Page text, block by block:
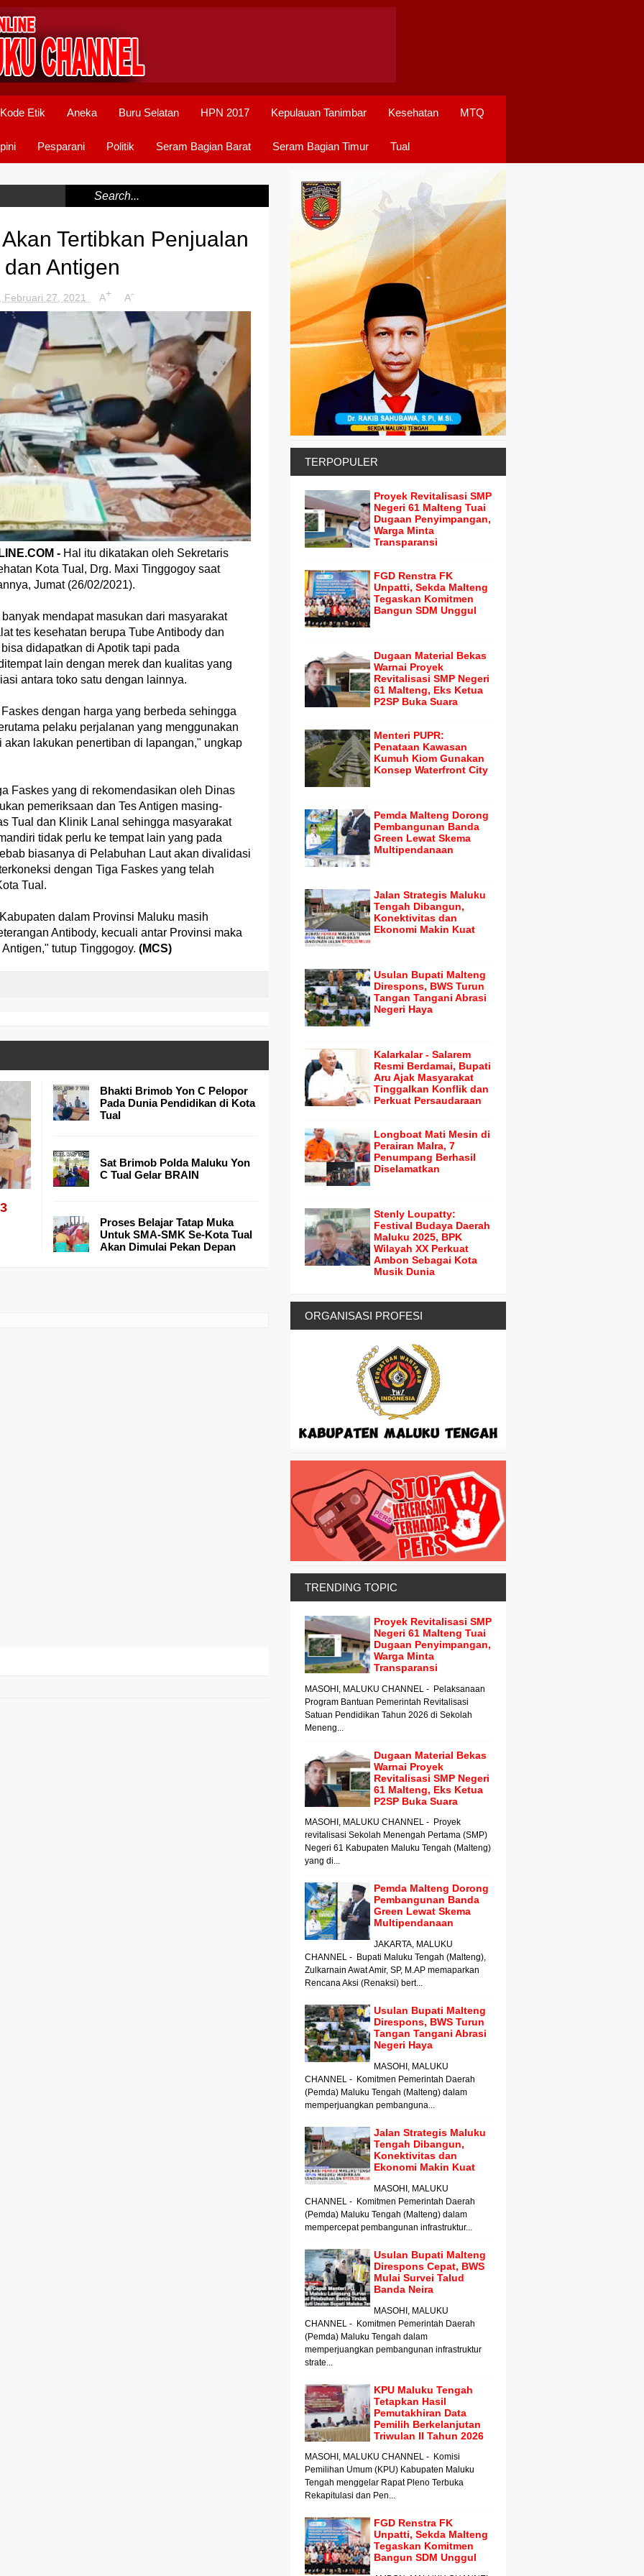
Kode Etik Aneka Buru Selatan HPN 2017 Kepulauan Tanimbar Kesehatan MTQ
Pesparani Politik Seram Bagian Barat Seram Bagian Timur Tual
Tertibkan Penjualan
Antigen
Februari 27, 2021 A+ A-
- Hal itu dikatakan oleh Sekretaris
Kota Tual, Drg. Maxi Tinggogoy saat
Jumat (26/02/2021).
mendapat masukan dari masyarakat
tes kesehatan berupa Tube Antibody dan
didapatkan di Apotik tapi pada
lain dengan merek dan kualitas yang
antara toko satu dengan lainnya.
dengan harga yang berbeda sehingga
pelaku perjalanan yang menggunakan
akan lakukan penertiban di lapangan," ungkap
Faskes yang di rekomendasikan oleh Dinas
pemeriksaan dan Tes Antigen masing-
Tual dan Klinik Lanal sehingga masyarakat
tidak perlu ke tempat lain yang pada
biasanya di Pelabuhan Laut akan divalidasi
dengan Tiga Faskes yang telah
Tual.
dalam Provinsi Maluku masih
Antibody, kecuali antar Provinsi maka
tutup Tinggogoy. (MCS)
Bhakti Brimob Yon C Pelopor
Pada Dunia Pendidikan di Kota
Tual
Sat Brimob Polda Maluku Yon
C Tual Gelar BRAIN
Proses Belajar Tatap Muka
Untuk SMA-SMK Se-Kota Tual
Akan Dimulai Pekan Depan
TERPOPULER
Proyek Revitalisasi SMP
Negeri 61 Malteng Tuai
Dugaan Penyimpangan,
Warga Minta
Transparansi
FGD Renstra FK
Unpatti, Sekda Malteng
Tegaskan Komitmen
Bangun SDM Unggul
Dugaan Material Bekas
Warnai Proyek
Revitalisasi SMP Negeri
61 Malteng, Eks Ketua
P2SP Buka Suara
Menteri PUPR:
Penataan Kawasan
Kumuh Kiom Gunakan
Konsep Waterfront City
Pemda Malteng Dorong
Pembangunan Banda
Green Lewat Skema
Multipendanaan
Jalan Strategis Maluku
Tengah Dibangun,
Konektivitas dan
Ekonomi Makin Kuat
Usulan Bupati Malteng
Direspons, BWS Turun
Tangan Tangani Abrasi
Negeri Haya
Kalarkalar - Salarem
Resmi Berdamai, Bupati
Aru Ajak Masyarakat
Tinggalkan Konflik dan
Perkuat Persaudaraan
Longboat Mati Mesin di
Perairan Malra, 7
Penumpang Berhasil
Diselamatkan
Stenly Loupatty:
Festival Budaya Daerah
Maluku 2025, BPK
Wilayah XX Perkuat
Ambon Sebagai Kota
Musik Dunia
ORGANISASI PROFESI
TRENDING TOPIC
Proyek Revitalisasi SMP
Negeri 61 Malteng Tuai
Dugaan Penyimpangan,
Warga Minta
Transparansi
MASOHI, MALUKU CHANNEL - Pelaksanaan
Program Bantuan Pemerintah Revitalisasi
Satuan Pendidikan Tahun 2026 di Sekolah
Meneng...
Dugaan Material Bekas
Warnai Proyek
Revitalisasi SMP Negeri
61 Malteng, Eks Ketua
P2SP Buka Suara
MASOHI, MALUKU CHANNEL - Proyek
revitalisasi Sekolah Menengah Pertama (SMP)
Negeri 61 Kabupaten Maluku Tengah (Malteng)
yang di...
Pemda Malteng Dorong
Pembangunan Banda
Green Lewat Skema
Multipendanaan
JAKARTA, MALUKU
CHANNEL - Bupati Maluku Tengah (Malteng),
Zulkarnain Awat Amir, SP, M.AP memaparkan
Rencana Aksi (Renaksi) bert...
Usulan Bupati Malteng
Direspons, BWS Turun
Tangan Tangani Abrasi
Negeri Haya
MASOHI, MALUKU
CHANNEL - Komitmen Pemerintah Daerah
(Pemda) Maluku Tengah (Malteng) dalam
memperjuangkan pembanguna...
Jalan Strategis Maluku
Tengah Dibangun,
Konektivitas dan
Ekonomi Makin Kuat
MASOHI, MALUKU
CHANNEL - Komitmen Pemerintah Daerah
(Pemda) Maluku Tengah (Malteng) dalam
mempercepat pembangunan infrastruktur...
Usulan Bupati Malteng
Direspons Cepat, BWS
Mulai Survei Talud
Banda Neira
MASOHI, MALUKU
CHANNEL - Komitmen Pemerintah Daerah
(Pemda) Maluku Tengah dalam
memperjuangkan pembangunan infrastruktur
strate...
KPU Maluku Tengah
Tetapkan Hasil
Pemutakhiran Data
Pemilih Berkelanjutan
Triwulan II Tahun 2026
MASOHI, MALUKU CHANNEL - Komisi
Pemilihan Umum (KPU) Kabupaten Maluku
Tengah menggelar Rapat Pleno Terbuka
Rekapitulasi dan Pen...
FGD Renstra FK
Unpatti, Sekda Malteng
Tegaskan Komitmen
Bangun SDM Unggul